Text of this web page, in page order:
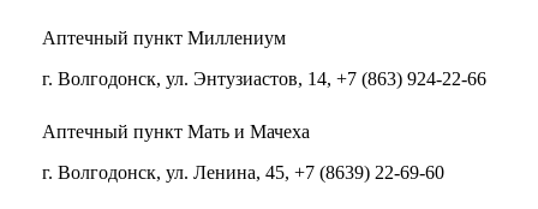
Аптечный пункт Миллениум
г. Волгодонск, ул. Энтузиастов, 14, +7 (863) 924-22-66
Аптечный пункт Мать и Мачеха
г. Волгодонск, ул. Ленина, 45, +7 (8639) 22-69-60